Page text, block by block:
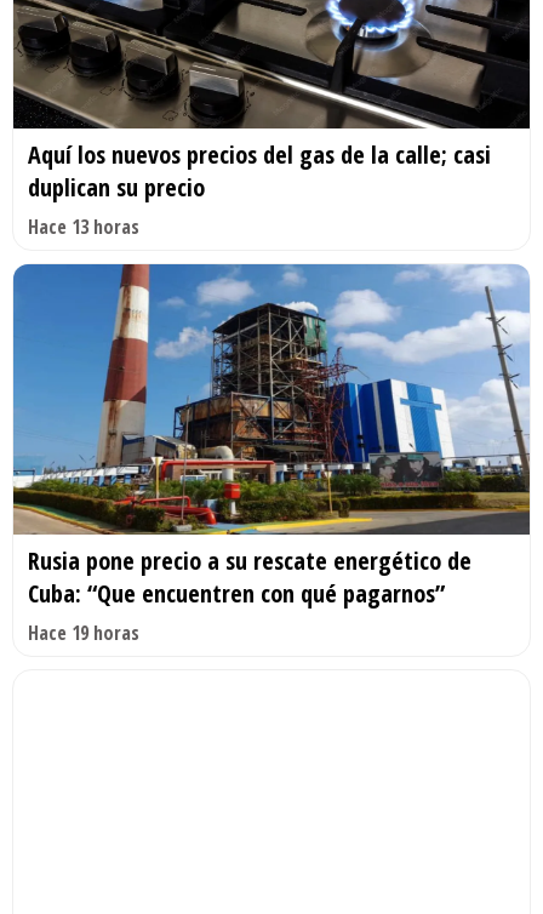
Aquí los nuevos precios del gas de la calle; casi
duplican su precio
Hace 13 horas
Rusia pone precio a su rescate energético de
Cuba: “Que encuentren con qué pagarnos”
Hace 19 horas